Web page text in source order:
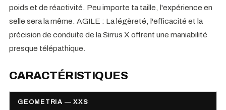
poids et de réactivité. Peu importe ta taille, l'expérience en
selle sera la même. AGILE : La légèreté, l'efficacité et la
précision de conduite de la Sirrus X offrent une maniabilité
presque télépathique.
CARACTÉRISTIQUES
GEOMETRIA — XXS